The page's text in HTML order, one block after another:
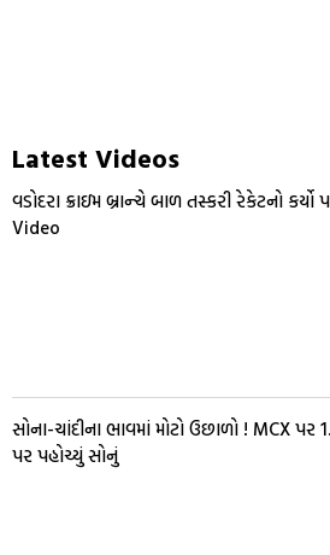
Latest Videos
વડોદરા ક્રાઇમ બ્રાન્ચે બાળ તસ્કરી રેકેટનો કર્યો
Video
સોના-ચાંદીના ભાવમાં મોટો ઉછાળો ! MCX પર
પર પહોચ્યું સોનું